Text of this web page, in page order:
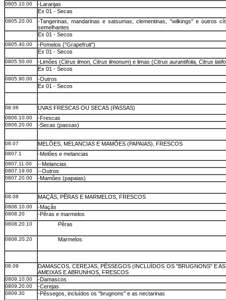
0805.10.00
-Laranjas
Ex 01 - Secas
0805.20.00
-Tangerinas, mandarinas e satsumas; clementinas, "wilkings" e outros
semelhantes
Ex 01 - Secos
0805.40.00
-Pomelos ("Grapefruit")
Ex 01 - Secos
0805.50.00 -Limões (Citrus limon, Citrus limonum) e limas (Citrus aurantifolia, Citrus
Ex 01 - Secos
0805.90.00
-Outros
Ex 01 - Secos
08.06 UVAS FRESCAS OU SECAS (PASSAS)
0806.10.00 -Frescas
0806.20.00 -Secas (passas)
08.07 MELÕES, MELANCIAS E MAMÕES (PAPAIAS), FRESCOS
0807.1 -Melões e melancias
0807.11.00 --Melancias
0807.19.00 --Outros
0807.20.00 -Mamões (papaias)
08.08 MAÇÃS, PÊRAS E MARMELOS, FRESCOS
0808.10.00 -Maçãs
0808.20 -Pêras e marmelos
0808.20.10 Pêras
0808.20.20 Marmelos
08.09
DAMASCOS, CEREJAS, PÊSSEGOS (INCLUÍDOS OS "BRUGNONS" E
AMEIXAS E ABRUNHOS, FRESCOS
0809.10.00 -Damascos
0809.20.00 -Cerejas
0809.30 -Pêssegos, incluídos os "brugnons" e as nectarinas